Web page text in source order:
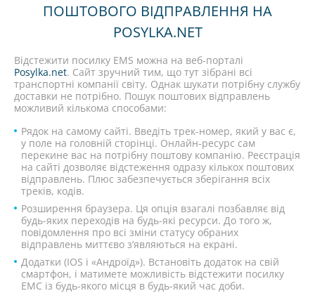
ПОШТОВОГО ВІДПРАВЛЕННЯ НА
POSYLKA.NET
Відстежити посилку EMS можна на веб-порталі
Posylka.net. Сайт зручний тим, що тут зібрані всі
транспортні компанії світу. Однак шукати потрібну службу
доставки не потрібно. Пошук поштових відправлень
можливий кількома способами:
Рядок на самому сайті. Введіть трек-номер, який у вас є,
у поле на головній сторінці. Онлайн-ресурс сам
перекине вас на потрібну поштову компанію. Реєстрація
на сайті дозволяє відстеження одразу кількох поштових
відправлень. Плюс забезпечується зберігання всіх
треків, кодів.
Розширення браузера. Ця опція взагалі позбавляє від
будь-яких переходів на будь-які ресурси. До того ж,
повідомлення про всі зміни статусу обраних
відправлень миттєво з’являються на екрані.
Додатки (IOS і «Андроїд»). Встановіть додаток на свій
смартфон, і матимете можливість відстежити посилку
ЕМС із будь-якого місця в будь-який час доби.